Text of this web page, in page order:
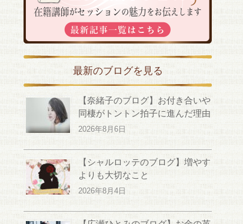
最新のブログを見る
【奈緒子のブログ】お付き合いや
同棲がトントン拍子に進んだ理由
2026年8月6日
【シャルロッテのブログ】増やす
よりも大切なこと
2026年8月4日